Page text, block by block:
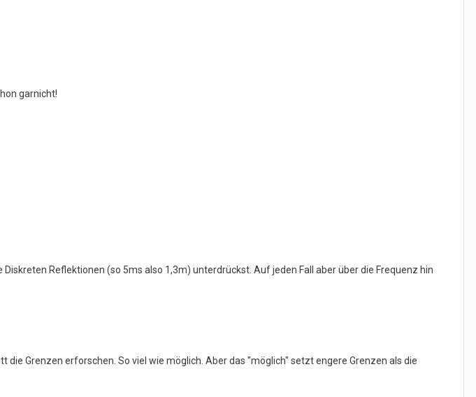
garnicht!
Reflektionen (so 5ms also 1,3m) unterdrückst. Auf jeden Fall aber über die Frequenz hin
Grenzen erforschen. So viel wie möglich. Aber das "möglich" setzt engere Grenzen als die